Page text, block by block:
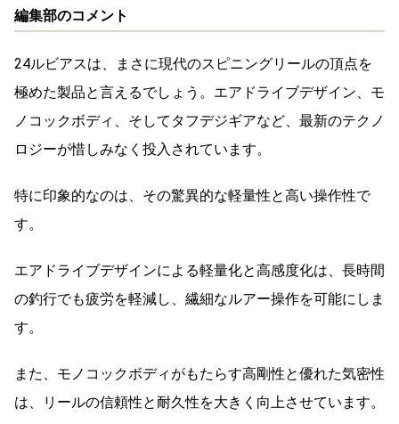
編集部のコメント
24ルビアスは、まさに現代のスピニングリールの頂点を
極めた製品と言えるでしょう。エアドライブデザイン、モ
ノコックボディ、そしてタフデジギアなど、最新のテクノ
ロジーが惜しみなく投入されています。
特に印象的なのは、その驚異的な軽量性と高い操作性で
す。
エアドライブデザインによる軽量化と高感度化は、長時間
の釣行でも疲労を軽減し、繊細なルアー操作を可能にしま
す。
また、モノコックボディがもたらす高剛性と優れた気密性
は、リールの信頼性と耐久性を大きく向上させています。